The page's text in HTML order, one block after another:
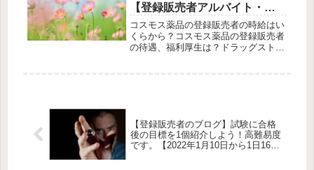
【登録販売者アルバイト・パ
ートの待遇を調査】
コスモス薬品の登録販売者の時給はい
くらから？コスモス薬品の登録販売者
の待遇、福利厚生は？ドラッグストア
【登録販売者のブログ】試験に合格
後の目標を1個紹介しよう！高難易度
です。【2022年1月10日から1日16日